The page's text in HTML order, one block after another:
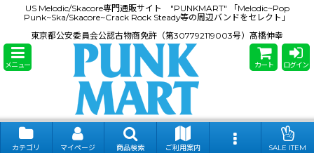
US Melodic/Skacore専門通販サイト "PUNKMART" 「Melodic~Pop
Punk~Ska/Skacore~Crack Rock Steady等の周辺バンドをセレクト」
東京都公安委員会公認古物商免許（第307792119003号）髙橋伸幸
メニュー カート ログイン
カテゴリ マイページ 商品検索 ご利用案内 SALE ITEM